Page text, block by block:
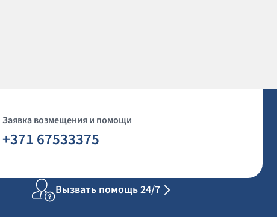
Заявка возмещения и помощи
+371 67533375
Вызвать помощь 24/7